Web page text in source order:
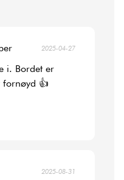
2025-04-27
i. Bordet er
fornøyd 👍
2025-08-31